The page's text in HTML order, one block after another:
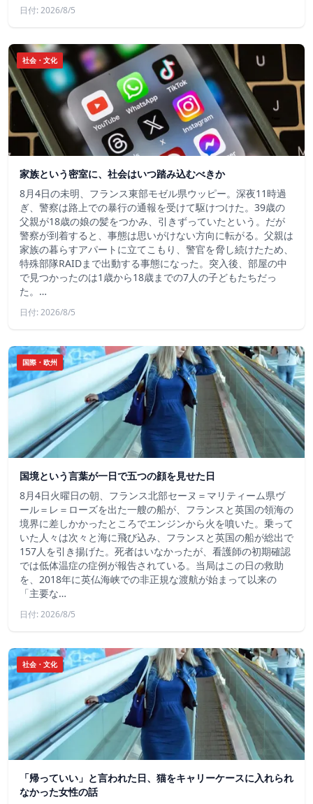
日付: 2026/8/5
社会・文化
家族という密室に、社会はいつ踏み込むべきか
8月4日の未明、フランス東部モゼル県ウッピー。深夜11時過
ぎ、警察は路上での暴行の通報を受けて駆けつけた。39歳の
父親が18歳の娘の髪をつかみ、引きずっていたという。だが
警察が到着すると、事態は思いがけない方向に転がる。父親は
家族の暮らすアパートに立てこもり、警官を脅し続けたため、
特殊部隊RAIDまで出動する事態になった。突入後、部屋の中
で見つかったのは1歳から18歳までの7人の子どもたちだっ
た。…
日付: 2026/8/5
国際・欧州
国境という言葉が一日で五つの顔を見せた日
8月4日火曜日の朝、フランス北部セーヌ＝マリティーム県ヴ
ール＝レ＝ローズを出た一艘の船が、フランスと英国の領海の
境界に差しかかったところでエンジンから火を噴いた。乗って
いた人々は次々と海に飛び込み、フランスと英国の船が総出で
157人を引き揚げた。死者はいなかったが、看護師の初期確認
では低体温症の症例が報告されている。当局はこの日の救助
を、2018年に英仏海峡での非正規な渡航が始まって以来の
「主要な…
日付: 2026/8/5
社会・文化
「帰っていい」と言われた日、猫をキャリーケースに入れられ
なかった女性の話